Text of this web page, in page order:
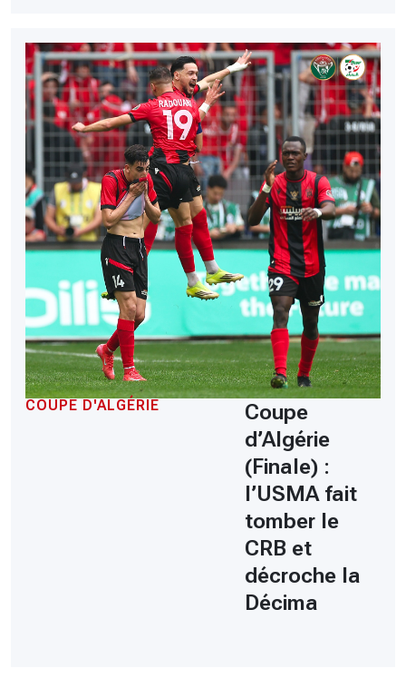
COUPE D'ALGÉRIE
Coupe
d’Algérie
(Finale) :
l’USMA fait
tomber le
CRB et
décroche la
Décima